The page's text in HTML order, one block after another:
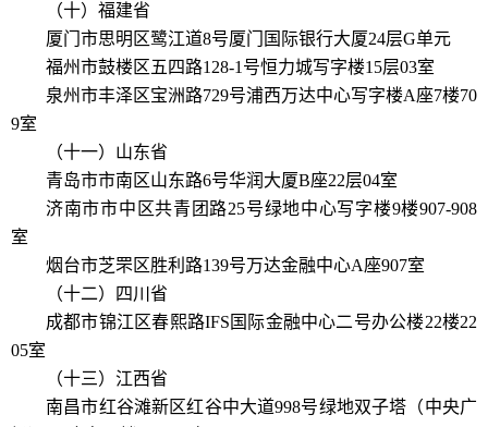
（十）福建省
厦门市思明区鹭江道8号厦门国际银行大厦24层G单元
福州市鼓楼区五四路128-1号恒力城写字楼15层03室
泉州市丰泽区宝洲路729号浦西万达中心写字楼A座7楼70
9室
（十一）山东省
青岛市市南区山东路6号华润大厦B座22层04室
济南市市中区共青团路25号绿地中心写字楼9楼907-908
室
烟台市芝罘区胜利路139号万达金融中心A座907室
（十二）四川省
成都市锦江区春熙路IFS国际金融中心二号办公楼22楼22
05室
（十三）江西省
南昌市红谷滩新区红谷中大道998号绿地双子塔（中央广